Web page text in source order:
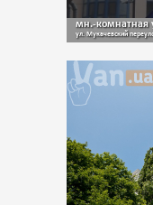
мн.-комнатная
ул. Мукачевский